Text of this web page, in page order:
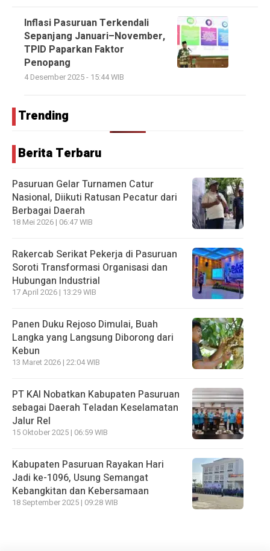
Inflasi Pasuruan Terkendali
Sepanjang Januari–November,
TPID Paparkan Faktor
Penopang
4 Desember 2025 - 15:44 WIB
Trending
Berita Terbaru
Pasuruan Gelar Turnamen Catur
Nasional, Diikuti Ratusan Pecatur dari
Berbagai Daerah
18 Mei 2026 | 06:47 WIB
Rakercab Serikat Pekerja di Pasuruan
Soroti Transformasi Organisasi dan
Hubungan Industrial
17 April 2026 | 13:29 WIB
Panen Duku Rejoso Dimulai, Buah
Langka yang Langsung Diborong dari
Kebun
13 Maret 2026 | 22:04 WIB
PT KAI Nobatkan Kabupaten Pasuruan
sebagai Daerah Teladan Keselamatan
Jalur Rel
15 Oktober 2025 | 06:59 WIB
Kabupaten Pasuruan Rayakan Hari
Jadi ke-1096, Usung Semangat
Kebangkitan dan Kebersamaan
18 September 2025 | 09:28 WIB